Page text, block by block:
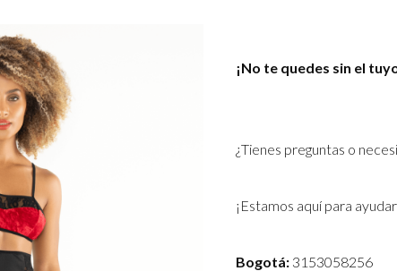
¡No te quedes sin el
¿Tienes preguntas o
¡Estamos aquí para
Bogotá: 3153058256